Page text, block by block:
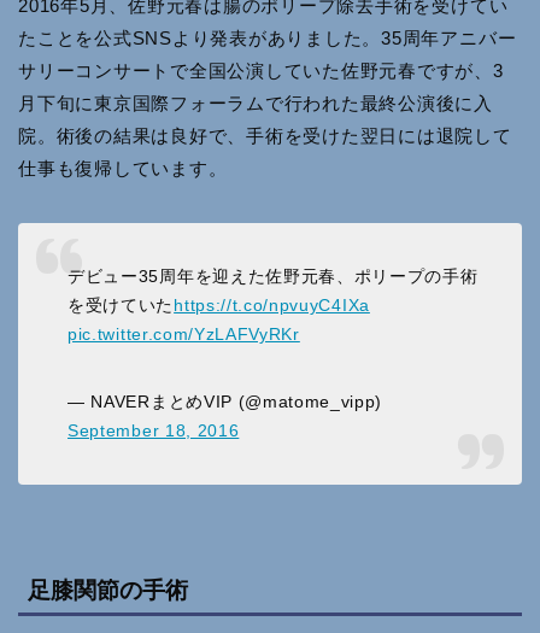
2016年5月、佐野元春は腸のポリープ除去手術を受けてい
たことを公式SNSより発表がありました。35周年アニバー
サリーコンサートで全国公演していた佐野元春ですが、3
月下旬に東京国際フォーラムで行われた最終公演後に入
院。術後の結果は良好で、手術を受けた翌日には退院して
仕事も復帰しています。
デビュー35周年を迎えた佐野元春、ポリープの手術
を受けていた https://t.co/npvuyC4IXa
pic.twitter.com/YzLAFVyRKr
— NAVERまとめVIP (@matome_vipp)
September 18, 2016
足膝関節の手術